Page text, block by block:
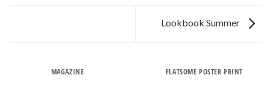
Lookbook Summer
MAGAZINE FLATSOME POSTER PRINT